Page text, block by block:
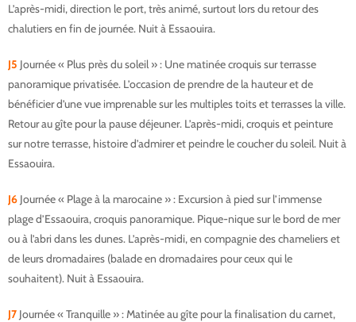
L’après-midi, direction le port, très animé, surtout lors du retour des
chalutiers en fin de journée. Nuit à Essaouira.
J5 Journée « Plus près du soleil » : Une matinée croquis sur terrasse
panoramique privatisée. L’occasion de prendre de la hauteur et de
bénéficier d’une vue imprenable sur les multiples toits et terrasses la ville.
Retour au gîte pour la pause déjeuner. L’après-midi, croquis et peinture
sur notre terrasse, histoire d’admirer et peindre le coucher du soleil. Nuit à
Essaouira.
J6 Journée « Plage à la marocaine » : Excursion à pied sur l’immense
plage d’Essaouira, croquis panoramique. Pique-nique sur le bord de mer
ou à l’abri dans les dunes. L’après-midi, en compagnie des chameliers et
de leurs dromadaires (balade en dromadaires pour ceux qui le
souhaitent). Nuit à Essaouira.
J7 Journée « Tranquille » : Matinée au gîte pour la finalisation du carnet,